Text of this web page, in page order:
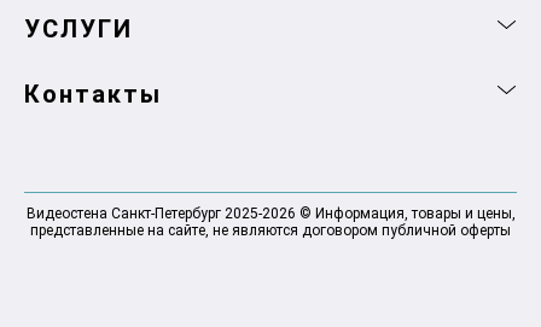
УСЛУГИ
Контакты
Видеостена Санкт-Петербург 2025-2026 © Информация, товары и цены,
представленные на сайте, не являются договором публичной оферты